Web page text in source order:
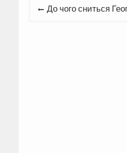
Навігація
До чого сниться